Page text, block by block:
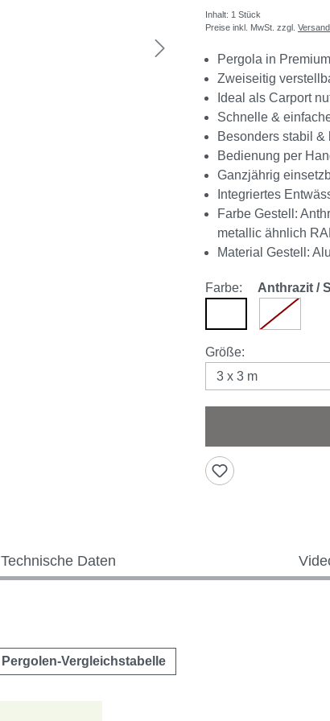
Inhalt: 1 Stück
Preise inkl. MwSt. zzgl.
Pergola in
Zweiseitig
Ideal als Carport
Schnelle &
Besonders stabil &
Bedienung per
Ganzjährig
Integriertes
Farbe Gestell:
metallic ähnlich
Material Gestell:
Farbe: Anthrazit /
Anthrazit /weiß
(Diese
Größeauswählen
:
Technische Daten
Pergolen-Vergleichstabelle